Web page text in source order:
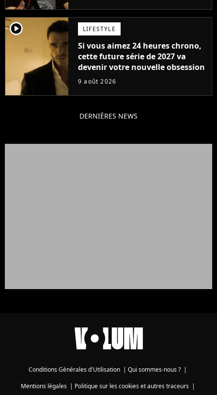
player2 LIFESTYLE
Si vous aimez 24 heures chrono,
cette future série de 2027 va
devenir votre nouvelle obsession
9 août 2026
DERNIÈRES NEWS
Conditions Générales d'Utilisation | Qui sommes-nous ? |
Mentions légales| Politique sur les cookies et autres traceurs|